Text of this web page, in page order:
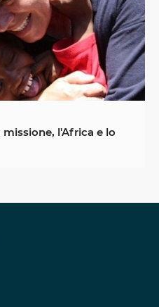
missione, l'Africa e lo